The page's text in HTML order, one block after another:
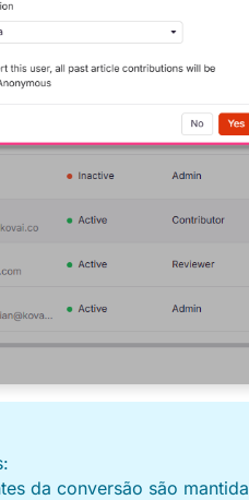
da conversão são